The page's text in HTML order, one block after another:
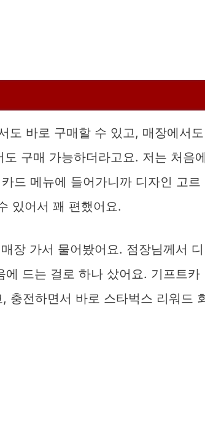
도 바로 구매할 수 있고, 매장에서도
구매 가능하더라고요. 저는 처음
드 메뉴에 들어가니까 디자인 고르
있어서 꽤 편했어요.
장 가서 물어봤어요. 점장님께서 디
드는 걸로 하나 샀어요. 기프트카
충전하면서 바로 스타벅스 리워드